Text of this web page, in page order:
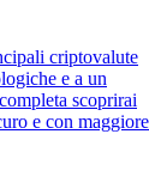
criptovalute
e a un
scoprirai
e con maggiore